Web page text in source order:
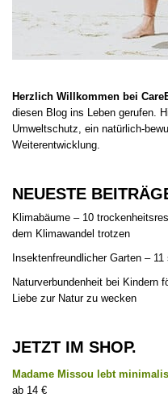
Herzlich Willkommen bei
diesen Blog ins Leben gerufen.
Umweltschutz, ein natürlich-
Weiterentwicklung.
NEUESTE
Klimabäume – 10
dem Klimawandel trotzen
Insektenfreundlicher Garten –
Naturverbundenheit bei Kindern
Liebe zur Natur zu wecken
JETZT IM SHOP.
Madame Missou lebt
14 €